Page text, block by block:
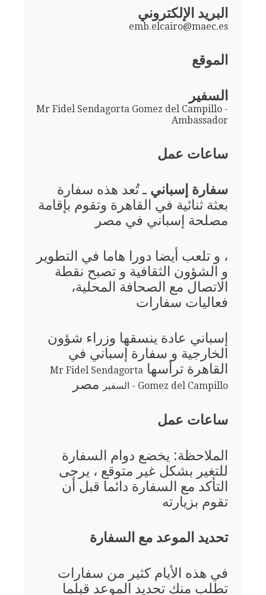
البريد الإلكتروني
emb.elcairo@maec.es
الموقع
السفير
Mr Fidel Sendagorta Gomez del Campillo -
Ambassador
ساعات عمل
سفارة إسباني ـ تُعد هذه سفارة
بعثة ثنائية في القاهرة وتقوم بإقامة
مصلحة إسباني في مصر
، و تلعب أيضا دورا هاما في التطوير
و الشؤون الثقافية و تصبح نقطة
الاتصال مع الصحافة المحلية،
فعاليات سفارات
إسباني عادة ينسقها وزراء شؤون
الخارجية و سفارة إسباني في
القاهرة ترأسها Mr Fidel Sendagorta
Gomez del Campillo - السفير
مصر
ساعات عمل
الملاحظة: يخضع دوام السفارة
للتغير بشكل غير متوقع ، يرجى
التأكد مع السفارة دائما قبل أن
تقوم بزيارته
تحديد الموعد مع السفارة
في هذه الأيام كثير من سفارات
تطلب منك تحديد الموعد قبلما